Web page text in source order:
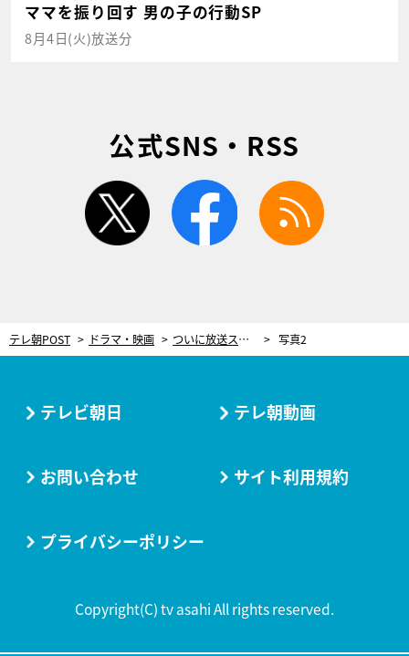
ママを振り回す 男の子の行動SP
8月4日(火)放送分
公式SNS・RSS
twitter facebook
テレ朝POST ドラマ・映画 ついに放送スタート！大橋和也×渋谷凪咲、胸キュン“スパイ・ラブコメ”『リベンジ・スパイ』 写真2
テレビ朝日 テレ朝動画
お問い合わせ サイト利用規約
プライバシーポリシー
Copyright(C) tv asahi All rights reserved.